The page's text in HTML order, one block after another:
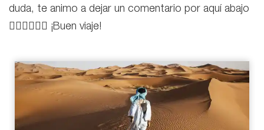
duda, te animo a dejar un comentario por aquí abajo
👇🏻👇🏻👇🏻 ¡Buen viaje!